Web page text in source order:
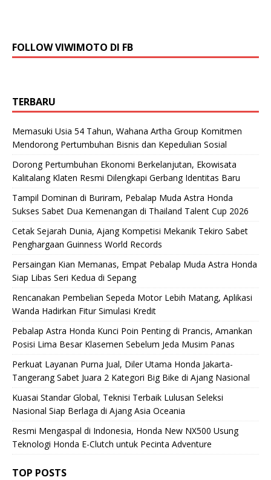
FOLLOW VIWIMOTO DI FB
TERBARU
Memasuki Usia 54 Tahun, Wahana Artha Group Komitmen
Mendorong Pertumbuhan Bisnis dan Kepedulian Sosial
Dorong Pertumbuhan Ekonomi Berkelanjutan, Ekowisata
Kalitalang Klaten Resmi Dilengkapi Gerbang Identitas Baru
Tampil Dominan di Buriram, Pebalap Muda Astra Honda
Sukses Sabet Dua Kemenangan di Thailand Talent Cup 2026
Cetak Sejarah Dunia, Ajang Kompetisi Mekanik Tekiro Sabet
Penghargaan Guinness World Records
Persaingan Kian Memanas, Empat Pebalap Muda Astra Honda
Siap Libas Seri Kedua di Sepang
Rencanakan Pembelian Sepeda Motor Lebih Matang, Aplikasi
Wanda Hadirkan Fitur Simulasi Kredit
Pebalap Astra Honda Kunci Poin Penting di Prancis, Amankan
Posisi Lima Besar Klasemen Sebelum Jeda Musim Panas
Perkuat Layanan Purna Jual, Diler Utama Honda Jakarta-
Tangerang Sabet Juara 2 Kategori Big Bike di Ajang Nasional
Kuasai Standar Global, Teknisi Terbaik Lulusan Seleksi
Nasional Siap Berlaga di Ajang Asia Oceania
Resmi Mengaspal di Indonesia, Honda New NX500 Usung
Teknologi Honda E-Clutch untuk Pecinta Adventure
TOP POSTS